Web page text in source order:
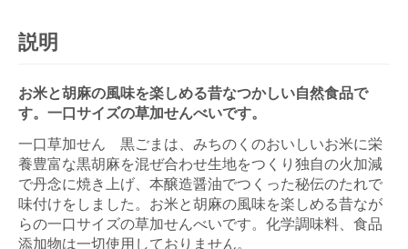
説明
お米と胡麻の風味を楽しめる昔なつかしい自然食品で
す。一口サイズの草加せんべいです。
一口草加せん 黒ごまは、みちのくのおいしいお米に栄
養豊富な黒胡麻を混ぜ合わせ生地をつくり独自の火加減
で丹念に焼き上げ、本醸造醤油でつくった秘伝のたれで
味付けをしました。お米と胡麻の風味を楽しめる昔なが
らの一口サイズの草加せんべいです。化学調味料、食品
添加物は一切使用しておりません。